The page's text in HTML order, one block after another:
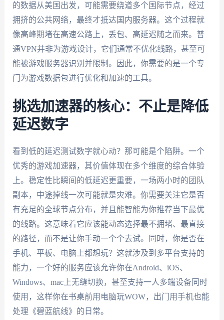
的数据从美国出发，可能需要绕道多个国际节点，经过
拥挤的公共网络，最终才抵达国内服务器。这个过程就
像高峰期堵在高速公路上，丢包、高延迟随之而来。普
通VPN并非为游戏设计，它们通常不优化线路，甚至可
能被游戏服务器识别并限制。因此，你需要的是一个专
门为游戏数据包进行优化和加速的工具。
挑选加速器的核心：不止是降低
延迟数字
看到低的延迟测试数字就心动？那可能是个陷阱。一个
优秀的游戏加速器，其价值体现在多个维度的综合体验
上。稳定性比瞬间的低延迟更重要，一场两小时的团队
副本，中途掉线一次可能就是灾难。你需要关注它是否
有充足的全球节点分布，并且能智能为你推荐当下最优
的线路。这意味着它应该能动态选择最不拥堵、最直接
的路径，而不是让你手动一个个去试。同时，你是否在
手机、平板、电脑上都想玩？这就涉及到多平台支持的
能力，一个好的服务应该允许你在Android、iOS、
Windows、mac上无缝切换，甚至支持一人多端设备同时
使用，这样你在书桌前用电脑玩WOW，出门用手机也能
处理《碧蓝航线》的日常。